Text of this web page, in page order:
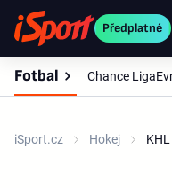
Předplatné
Fotbal Chance Liga
iSport.cz Hokej